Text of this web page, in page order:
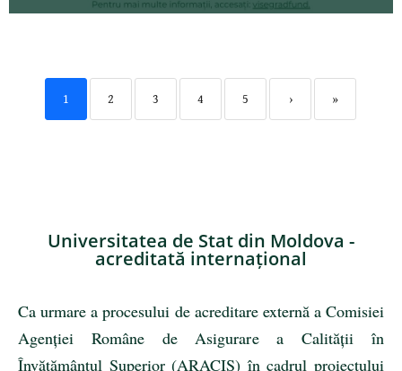
1 2 3 4 5 › »
Universitatea de Stat din Moldova -
acreditată internațional
Ca urmare a procesului de acreditare externă a Comisiei
Agenției Române de Asigurare a Calității în
Învățământul Superior (ARACIS) în cadrul proiectului